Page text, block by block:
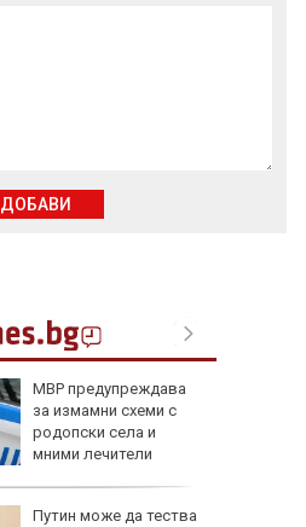
МВР предупреждава
за измамни схеми с
родопски села и
мними лечители
Путин може да тества
ДОБАВИ